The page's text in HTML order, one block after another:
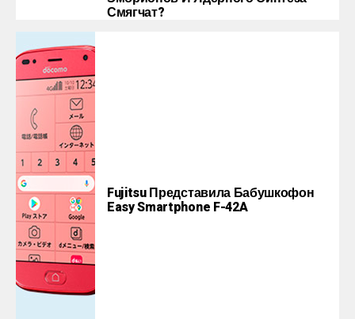
Смягчат?
Fujitsu Представила Бабушкофон
Easy Smartphone F-42A